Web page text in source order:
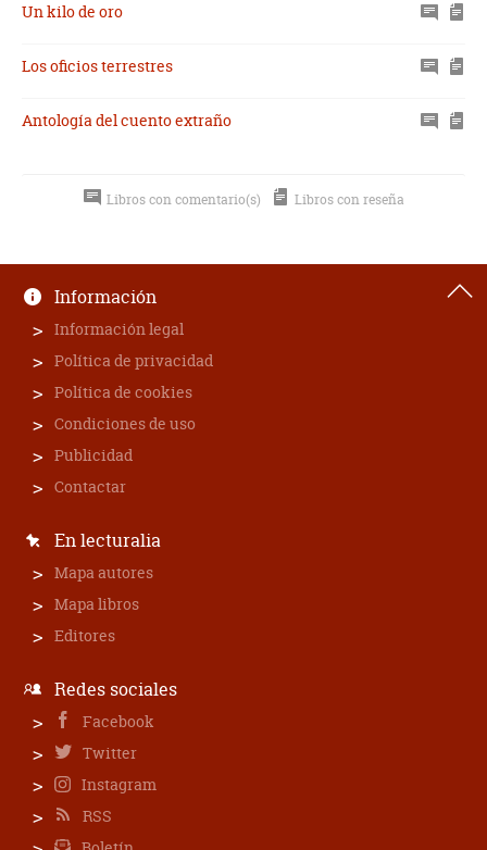
Un kilo de oro
Los oficios terrestres
Antología del cuento extraño
Libros con comentario(s) Libros con reseña
Información
Información legal
Política de privacidad
Política de cookies
Condiciones de uso
Publicidad
Contactar
En lecturalia
Mapa autores
Mapa libros
Editores
Redes sociales
Facebook
Twitter
Instagram
RSS